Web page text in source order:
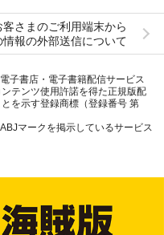
客さまのご利用端末から
情報の外部送信について
子書店・電子書籍配信サービス
テンツ使用許諾を得た正規版配
を示す登録商標（登録番号 第
マークを掲示しているサービス